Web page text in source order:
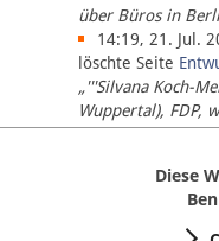
über Büros in
14:19, 21. Jul.
löschte Seite
„'''Silvana Koch-
Wuppertal), FDP,
Europäischen
Diese